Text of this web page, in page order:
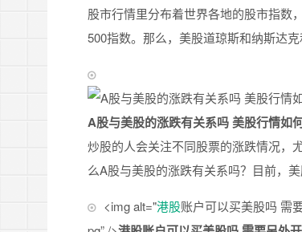
股市行情里分布着世界各地的股市指数
500指数。那么，美股道琼斯和纳斯达
A股与美股的涨跌有关系吗 美股行情如
炒股的人会关注不同股票的涨跌情况，
么A股与美股的涨跌有关系吗？目前，
<img alt="港股账户可以买美股吗 需